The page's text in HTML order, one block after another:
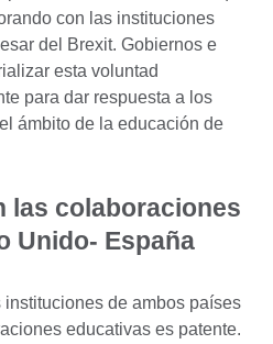
con las instituciones
del Brexit. Gobiernos e
esta voluntad
para dar respuesta a los
ámbito de la educación de
las colaboraciones
Unido- España
instituciones de ambos países
educativas es patente.